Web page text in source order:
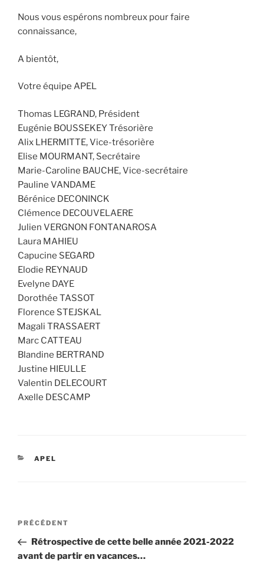
Nous vous espérons nombreux pour faire
connaissance,
A bientôt,
Votre équipe APEL
Thomas LEGRAND, Président
Eugénie BOUSSEKEY Trésorière
Alix LHERMITTE, Vice-trésorière
Elise MOURMANT, Secrétaire
Marie-Caroline BAUCHE, Vice-secrétaire
Pauline VANDAME
Bérénice DECONINCK
Clémence DECOUVELAERE
Julien VERGNON FONTANAROSA
Laura MAHIEU
Capucine SEGARD
Elodie REYNAUD
Evelyne DAYE
Dorothée TASSOT
Florence STEJSKAL
Magali TRASSAERT
Marc CATTEAU
Blandine BERTRAND
Justine HIEULLE
Valentin DELECOURT
Axelle DESCAMP
CATÉGORIES
APEL
Navigation
l’article
Article
précédent
PRÉCÉDENT
Rétrospective de cette belle année 2021-2022
avant de partir en vacances…